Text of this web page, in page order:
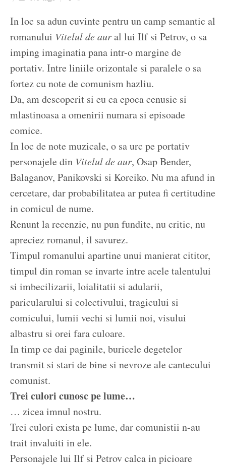
In loc sa adun cuvinte pentru un camp semantic al
romanului Vitelul de aural lui Ilf si Petrov, o sa
imping imaginatia pana intr-o margine de
portativ. Intre liniile orizontale si paralele o sa
fortez cu note de comunism hazliu.
Da, am descoperit si eu ca epoca cenusie si
mlastinoasa a omenirii numara si episoade
comice.
In loc de note muzicale, o sa urc pe portativ
personajele din Vitelul de aur, Osap Bender,
Balaganov, Panikovski si Koreiko. Nu ma afund in
cercetare, dar probabilitatea ar putea fi certitudine
in comicul de nume.
Renunt la recenzie, nu pun fundite, nu critic, nu
apreciez romanul, il savurez.
Timpul romanului apartine unui manierat cititor,
timpul din roman se invarte intre acele talentului
si imbecilizarii, loialitatii si adularii,
paricularului si colectivului, tragicului si
comicului, lumii vechi si lumii noi, visului
albastru si orei fara culoare.
In timp ce dai paginile, buricele degetelor
transmit si stari de bine si nevroze ale cantecului
comunist.
Trei culori cunosc pe lume…
… zicea imnul nostru.
Trei culori exista pe lume, dar comunistii n-au
trait invaluiti in ele.
Personajele lui Ilf si Petrov calca in picioare